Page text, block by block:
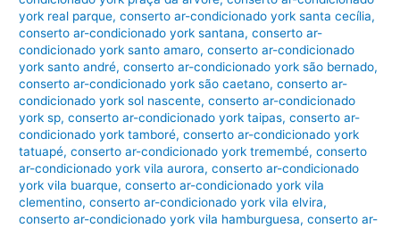
york real parque,conserto ar-condicionado york santa cecília,
conserto ar-condicionado york santana,conserto ar-
condicionado york santo amaro,conserto ar-condicionado
york santo andré,conserto ar-condicionado york são bernado,
conserto ar-condicionado york são caetano,conserto ar-
condicionado york sol nascente,conserto ar-condicionado
york sp,conserto ar-condicionado york taipas,conserto ar-
condicionado york tamboré,conserto ar-condicionado york
tatuapé,conserto ar-condicionado york tremembé,conserto
ar-condicionado york vila aurora,conserto ar-condicionado
york vila buarque,conserto ar-condicionado york vila
clementino,conserto ar-condicionado york vila elvira,
conserto ar-condicionado york vila hamburguesa,conserto ar-